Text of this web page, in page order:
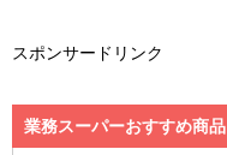
スポンサードリンク
業務スーパーおすすめ商品